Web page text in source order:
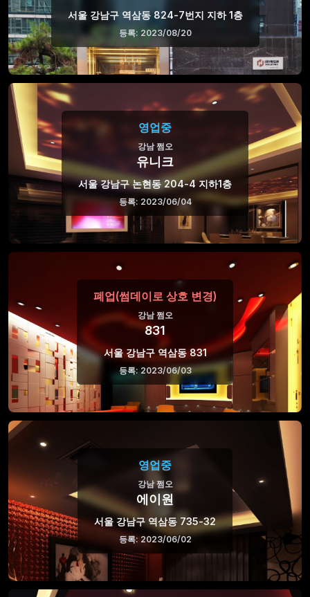
서울 강남구 역삼동 824-7번지 지하 1층
등록: 2023/08/20
영업중
강남 쩜오
유니크
서울 강남구 논현동 204-4 지하1층
등록: 2023/06/04
폐업(썸데이로 상호 변경)
강남 쩜오
831
서울 강남구 역삼동 831
등록: 2023/06/03
영업중
강남 쩜오
에이원
서울 강남구 역삼동 735-32
등록: 2023/06/02